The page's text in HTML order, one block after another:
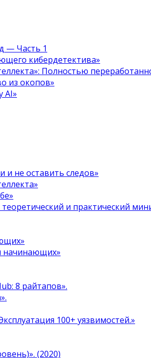
— Часть 1
кибердетектива»
Полностью
из окопов»
AI»
и не оставить следов»
и практический
начинающих»
8 райтапов».
100+ уязвимостей.»
(2020)